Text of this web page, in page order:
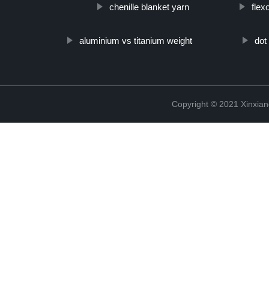
chenille blanket yarn
aluminium vs titanium weight dot
Copyright © 2021